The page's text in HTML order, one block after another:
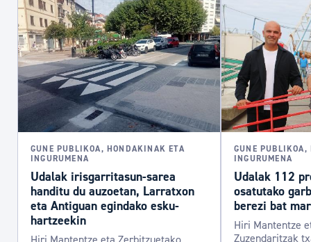
GUNE PUBLIKOA, HONDAKINAK ETA
INGURUMENA
Udalak irisgarritasun-sarea
handitu du auzoetan, Larratxon
eta Antiguan egindako esku-
hartzeekin
GUNE
INGURUMENA
Udalak 112
osatutako
berezi bat
Hiri Mantentze
Zuzendaritzak